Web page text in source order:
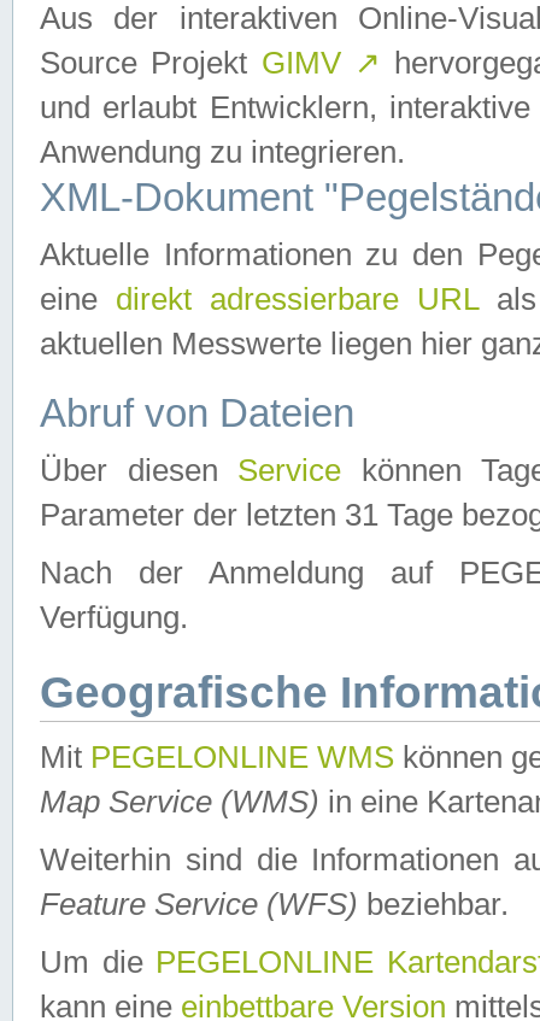
Aus der interaktiven Online-
Source Projekt GIMV ↗
und erlaubt Entwicklern,
Anwendung zu integrieren.
XML-Dokument
Aktuelle Informationen zu den
eine direkt adressierbare URLals
aktuellen Messwerte liegen hier
Abruf von Dateien
Über diesen Service können
Parameter der letzten 31 Tage
Nach der Anmeldung auf
Verfügung.
Geografische
Mit PEGELONLINE WMS können
Map Service (WMS) in eine
Weiterhin sind die Informationen
Feature Service (WFS) beziehbar.
Um die PEGELONLINE
kann eine einbettbare Version